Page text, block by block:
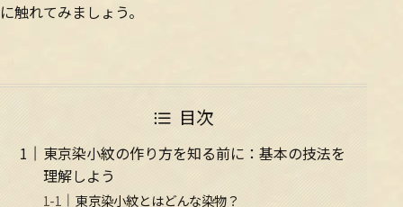
に触れてみましょう。
目次
東京染小紋の作り方を知る前に：基本の技法を
理解しよう
東京染小紋とはどんな染物？